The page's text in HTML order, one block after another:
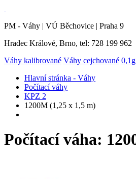
PM - Váhy | VÚ Běchovice | Praha 9
Hradec Králové, Brno, tel: 728 199 962
Váhy kalibrované Váhy cejchované
Hlavní stránka - Váhy
Počítací váhy
KPZ 2
1200M (1,25 x 1,5 m)
Počítací váha: